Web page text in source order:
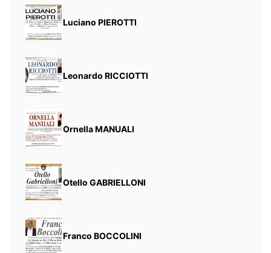
Luciano PIEROTTI
Leonardo RICCIOTTI
Ornella MANUALI
Otello GABRIELLONI
Franco BOCCOLINI